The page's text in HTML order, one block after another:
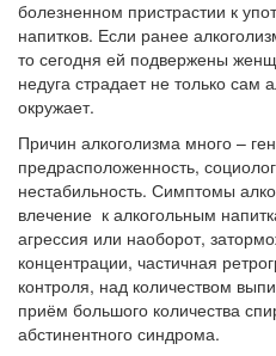
болезненном пристрастии к
напитков. Если ранее
то сегодня ей подвержены
недуга страдает не только сам
окружает.
Причин алкоголизма много –
предрасположенность,
нестабильность. Симптомы
влечение к алкогольным
агрессия или наоборот,
концентрации, частичная
контроля, над количеством
приём большого количества
абстинентного синдрома.